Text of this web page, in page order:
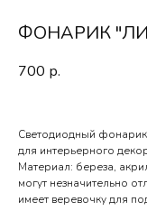
ФОНАРИК
700 р.
Светодиодный
для интерьерного
Материал: береза,
могут незначительно
имеет веревочку для